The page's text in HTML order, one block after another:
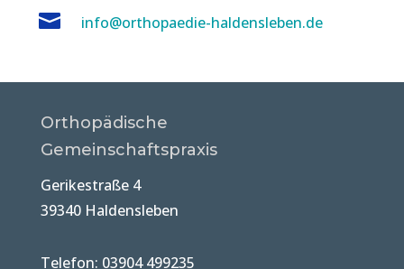
 info@orthopaedie-haldensleben.de
Orthopädische
Gemeinschaftspraxis
Gerikestraße 4
39340 Haldensleben
Telefon: 03904 499235